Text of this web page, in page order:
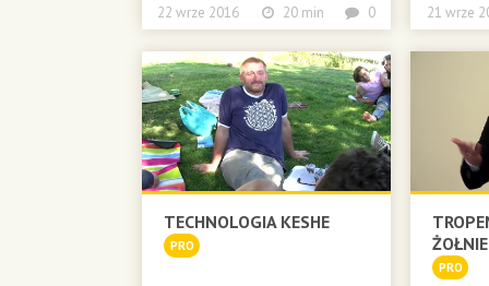
22 wrze 2016 20 min 0 21
TECHNOLOGIA KESHE
PRO
PRO